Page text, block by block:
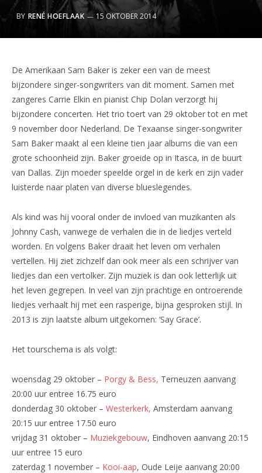
BY RENÉ HOEFLAAK 15 OKTOBER 2014
De Amerikaan Sam Baker is zeker een van de meest
bijzondere singer-songwriters van dit moment. Samen met
zangeres Carrie Elkin en pianist Chip Dolan verzorgt hij
bijzondere concerten. Het trio toert van 29 oktober tot en met
9 november door Nederland. De Texaanse singer-songwriter
Sam Baker maakt al een kleine tien jaar albums die van een
grote schoonheid zijn. Baker groeide op in Itasca, in de buurt
van Dallas. Zijn moeder speelde orgel in de kerk en zijn vader
luisterde naar platen van diverse blueslegendes.
Als kind was hij vooral onder de invloed van muzikanten als
Johnny Cash, vanwege de verhalen die in de liedjes verteld
worden. En volgens Baker draait het leven om verhalen
vertellen. Hij ziet zichzelf dan ook meer als een schrijver van
liedjes dan een vertolker. Zijn muziek is dan ook letterlijk uit
het leven gegrepen. In veel van zijn prachtige en ontroerende
liedjes verhaalt hij met een rasperige, bijna gesproken stijl. In
2013 is zijn laatste album uitgekomen: ‘Say Grace’.
Het tourschema is als volgt:
woensdag 29 oktober – Porgy & Bess, Terneuzen aanvang
20:00 uur entree 16.75 euro
donderdag 30 oktober – Westerkerk, Amsterdam aanvang
20:15 uur entree 17.50 euro
vrijdag 31 oktober – Muziekgebouw, Eindhoven aanvang 20:15
uur entree 15 euro
zaterdag 1 november – Kooi-aap, Oude Leije aanvang 20:00